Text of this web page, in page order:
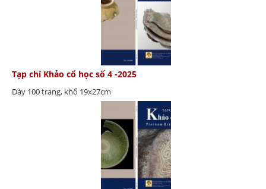
Tạp chí Khảo cổ học số 4 -2025
Dày 100 trang, khổ 19x27cm